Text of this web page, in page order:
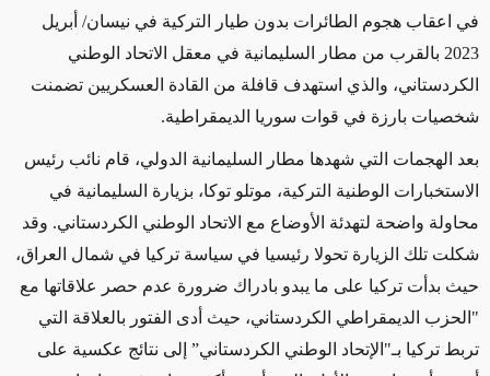
في اعقاب هجوم الطائرات بدون طيار التركية في نيسان/ أبريل
2023 بالقرب من مطار السليمانية في معقل الاتحاد الوطني
الكردستاني، والذي استهدف قافلة من القادة العسكريين تضمنت
شخصيات بارزة في قوات سوريا الديمقراطية.
بعد الهجمات التي شهدها مطار السليمانية الدولي، قام نائب رئيس
الاستخبارات الوطنية التركية، موتلو توكا، بزيارة السليمانية في
محاولة واضحة لتهدئة الأوضاع مع الاتحاد الوطني الكردستاني. وقد
شكلت تلك الزيارة تحولا رئيسيا في سياسة تركيا في شمال العراق،
حيث بدأت تركيا على ما يبدو بادراك ضرورة عدم حصر علاقاتها مع
"الحزب الديمقراطي الكردستاني، حيث أدى الفتور بالعلاقة التي
تربط تركيا بـ"الإتحاد الوطني الكردستاني” إلى نتائج عكسية على